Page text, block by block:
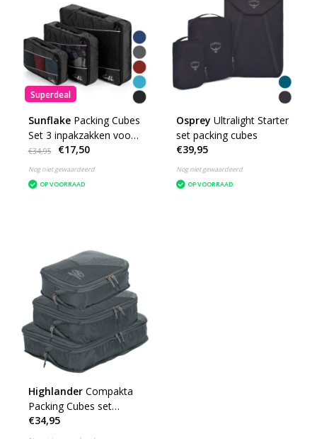
Superdeal
Sunflake Packing Cubes
Set 3 inpakzakken voor
backpack of koffer
€34,95 €17,50
Nog niet gewaardeerd
OP VOORRAAD
Osprey Ultralight Starter
set packing cubes
€39,95
Nog niet gewaardeerd
OP VOORRAAD
Highlander Compakta
Packing Cubes set
compressie - grijs
€34,95